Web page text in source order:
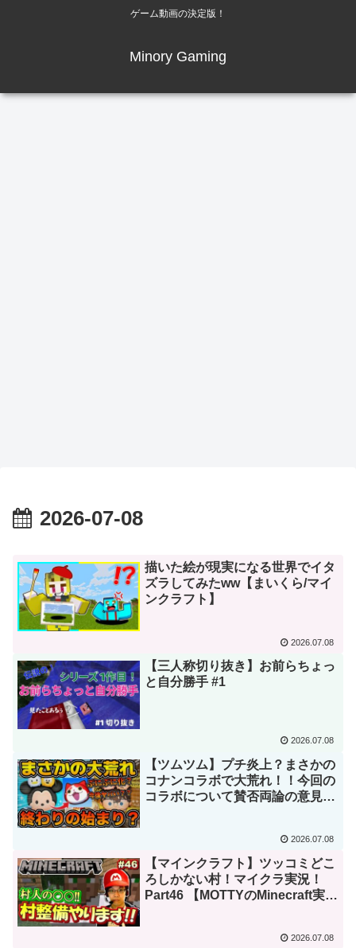
ゲーム動画の決定版！
Minory Gaming
2026-07-08
描いた絵が現実になる世界でイタ
ズラしてみたww【まいくら/マイ
ンクラフト】
2026.07.08
【三人称切り抜き】お前らちょっ
と自分勝手 #1
2026.07.08
【ツムツム】プチ炎上？まさかの
コナンコラボで大荒れ！！今回の
コラボについて賛否両論の意見
2026.07.08
【マインクラフト】ツッコミどこ
ろしかない村！マイクラ実況！
Part46 【MOTTYのMinecraft実
2026.07.08